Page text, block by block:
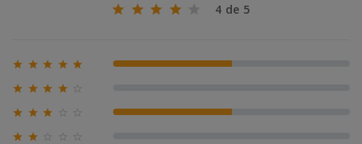
4 de 5
     50% (1)
   
   50% (1)
 